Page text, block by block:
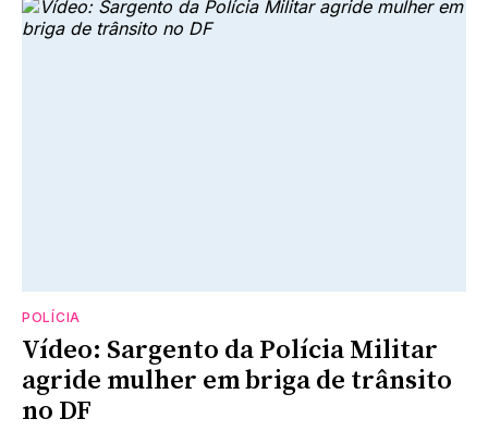
POLÍCIA
Vídeo: Sargento da Polícia Militar
agride mulher em briga de trânsito
no DF